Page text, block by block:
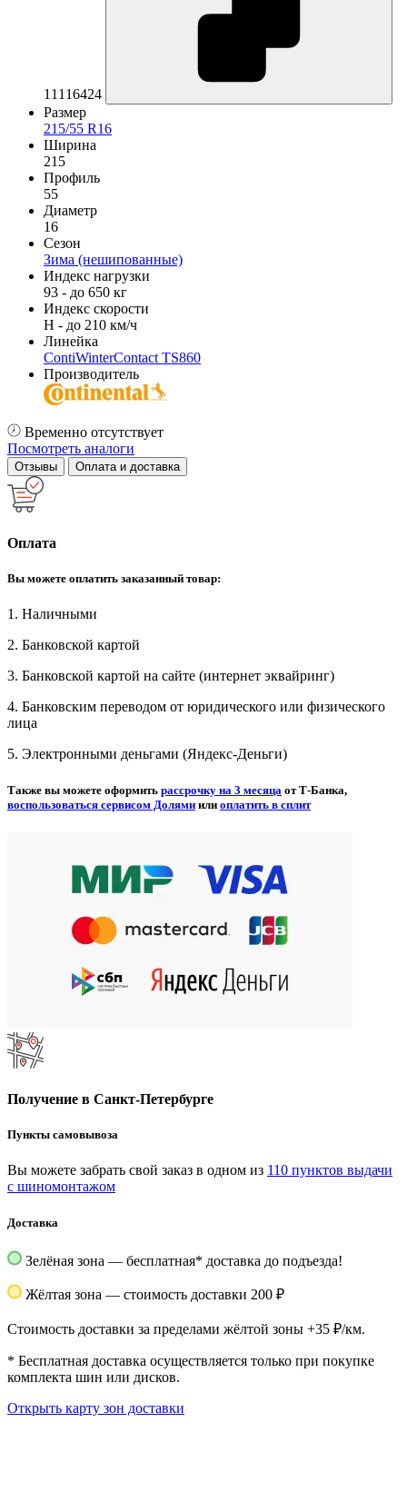
11116424
Размер
215/55 R16
Ширина
215
Профиль
55
Диаметр
16
Сезон
Зима (нешипованные)
Индекс нагрузки
93 - до 650 кг
Индекс скорости
H - до 210 км/ч
Линейка
ContiWinterContact TS860
Производитель
Временно отсутствует
Посмотреть аналоги
Отзывы Оплата и доставка
Оплата
Вы можете оплатить заказанный товар:
1. Наличными
2. Банковской картой
3. Банковской картой на сайте (интернет эквайринг)
4. Банковским переводом от юридического или физического
лица
5. Электронными деньгами (Яндекс-Деньги)
Также вы можете оформить рассрочку на 3 месяца от Т-Банка,
воспользоваться сервисом Долями или оплатить в сплит
Получение в Санкт-Петербурге
Пункты самовывоза
Вы можете забрать свой заказ в одном из 110 пунктов выдачи
с шиномонтажом
Доставка
Зелёная зона — бесплатная* доставка до подъезда!
Жёлтая зона — стоимость доставки 200 ₽
Стоимость доставки за пределами жёлтой зоны +35 ₽/км.
* Бесплатная доставка осуществляется только при покупке
комплекта шин или дисков.
Открыть карту зон доставки